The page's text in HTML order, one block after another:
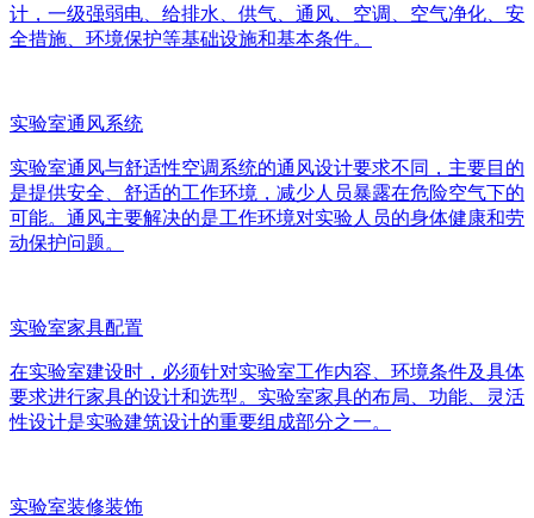
计，一级强弱电、给排水、供气、通风、空调、空气净化、安
全措施、环境保护等基础设施和基本条件。
实验室通风系统
实验室通风与舒适性空调系统的通风设计要求不同，主要目的
是提供安全、舒适的工作环境，减少人员暴露在危险空气下的
可能。通风主要解决的是工作环境对实验人员的身体健康和劳
动保护问题。
实验室家具配置
在实验室建设时，必须针对实验室工作内容、环境条件及具体
要求进行家具的设计和选型。实验室家具的布局、功能、灵活
性设计是实验建筑设计的重要组成部分之一。
实验室装修装饰